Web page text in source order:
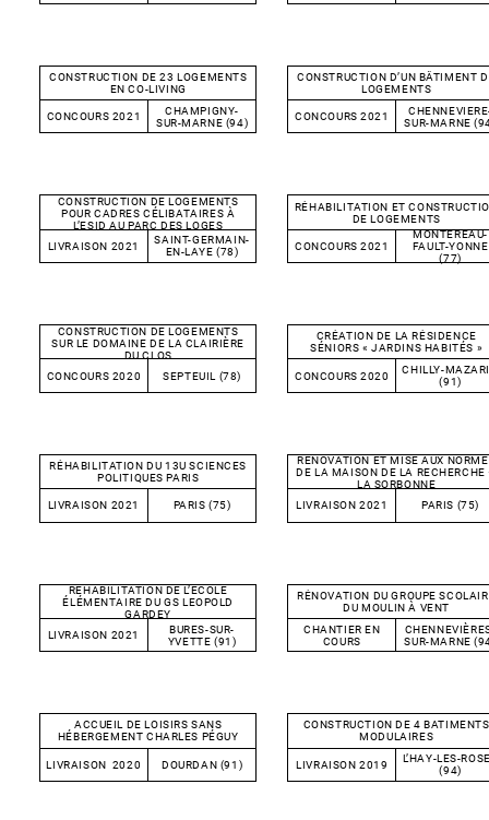
CONSTRUCTION DE 23 LOGEMENTS
EN CO-LIVING
CONCOURS 2021
CHAMPIGNY-
SUR-MARNE (94)
CONSTRUCTION D’UN BÂTIMENT
LOGEMENTS
CONCOURS 2021
SUR-MARNE
CONSTRUCTION DE LOGEMENTS
POUR CADRES CÉLIBATAIRES À
L’ESID AU PARC DES LOGES
LIVRAISON 2021
SAINT-GERMAIN-
EN-LAYE (78)
RÉHABILITATION ET
DE LOGEMENTS
CONCOURS 2021
MONTEREAU-
FAULT-YONNE
(77)
CONSTRUCTION DE LOGEMENTS
SUR LE DOMAINE DE LA CLAIRIÈRE
DU CLOS
CONCOURS 2020
SEPTEUIL (78)
CRÉATION DE LA RÉSIDENCE
SÉNIORS « JARDINS HABITÉS »
CONCOURS 2020
CHILLY-
(91)
RÉHABILITATION DU 13U SCIENCES
POLITIQUES PARIS
LIVRAISON 2021 PARIS (75)
RÉNOVATION ET MISE AUX
DE LA MAISON DE LA RECHERCHE
LA SORBONNE
LIVRAISON 2021
PARIS (75)
RÉHABILITATION DE L’ÉCOLE
ÉLÉMENTAIRE DU GS LEOPOLD
GARDEY
LIVRAISON 2021
BURES-SUR-
YVETTE (91)
RÉNOVATION DU GROUPE
DU MOULIN À VENT
CHANTIER EN
COURS
SUR-MARNE
ACCUEIL DE LOISIRS SANS
HÉBERGEMENT CHARLES PÉGUY
LIVRAISON 2020 DOURDAN (91)
CONSTRUCTION DE 4 BATIMENTS
MODULAIRES
LIVRAISON 2019
L’HAY-LES-
(94)